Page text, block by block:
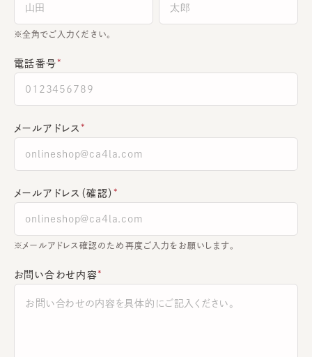
全角でご入力ください。
電話番号
メールアドレス
メールアドレス（確認）
※メールアドレス確認のため再度ご入力をお願いします。
お問い合わせ内容